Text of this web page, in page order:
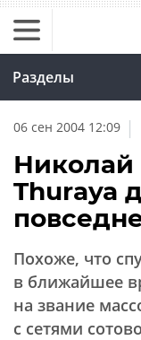
Разделы
06 сен 2004 12:09 |
Николай
Thuraya
Похоже, что
в ближайшее
на звание
с сетями